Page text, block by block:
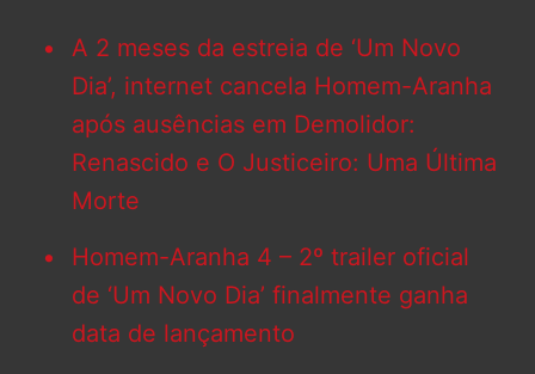
A 2 meses da estreia de ‘Um Novo
Dia’, internet cancela Homem-Aranha
após ausências em Demolidor:
Renascido e O Justiceiro: Uma Última
Morte
Homem-Aranha 4 – 2º trailer oficial
de ‘Um Novo Dia’ finalmente ganha
data de lançamento